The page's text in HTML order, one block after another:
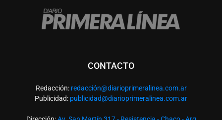
CONTACTO
Redacción: redacción@diarioprimeralinea.com.ar
Publicidad: publicidad@diarioprimeralinea.com.ar